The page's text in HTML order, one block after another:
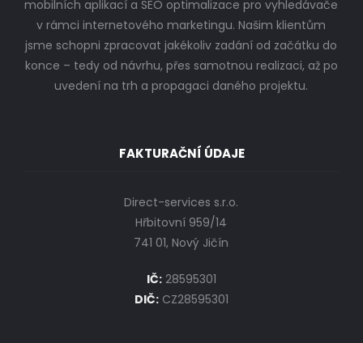
mobilních aplikací a SEO optimalizace pro vyhledávače
v rámci internetového marketingu. Našim klientům
jsme schopni zpracovat jakékoliv zadání od začátku do
konce – tedy od návrhu, přes samotnou realizaci, až po
uvedení na trh a propagaci daného projektu.
FAKTURAČNÍ ÚDAJE
Direct-services s.r.o.
Hřbitovní 959/14
741 01, Nový Jičín
IČ:28595301
DIČ:CZ28595301